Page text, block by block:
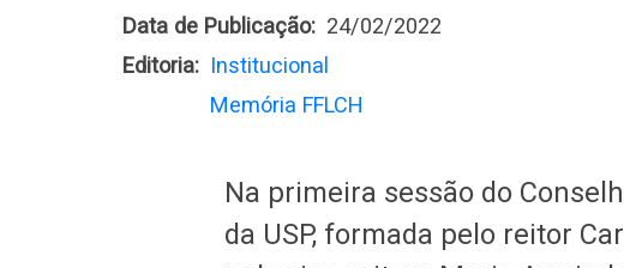
Data de Publicação
24/02/2022
Editoria
Institucional
Memória FFLCH
Na primeira sessão do
da USP, formada pelo reitor